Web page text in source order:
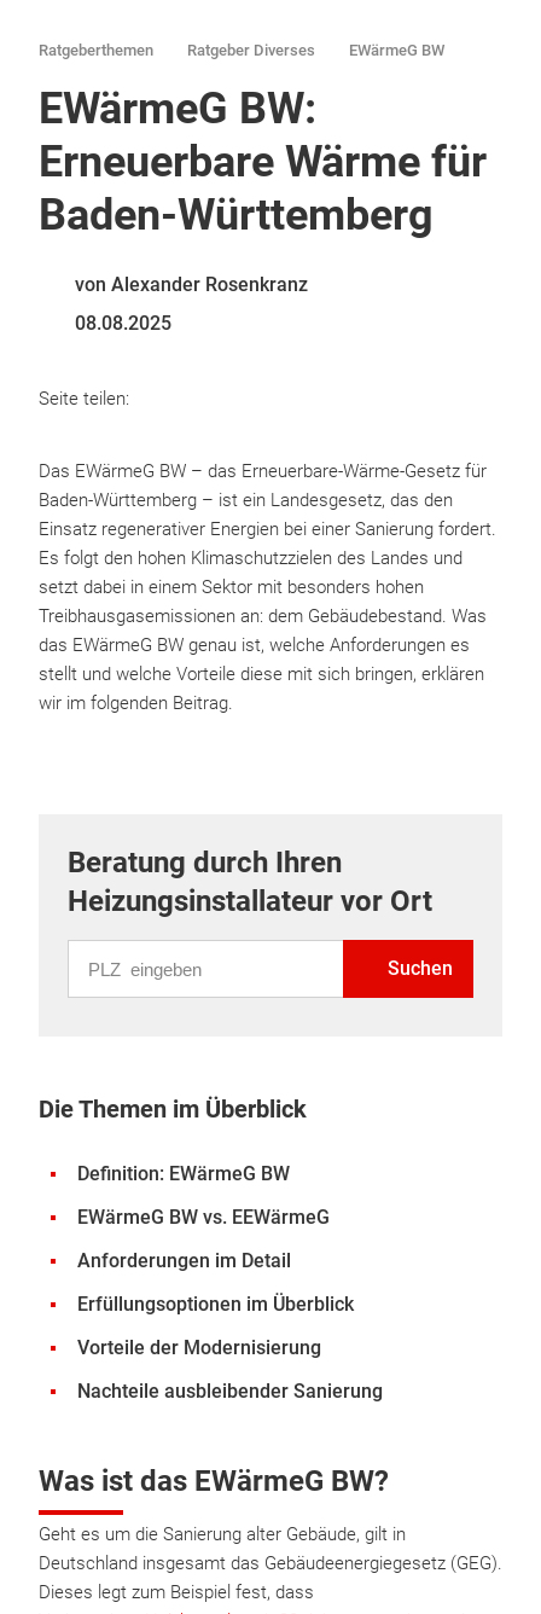
Ratgeberthemen Ratgeber Diverses EWärmeG BW
EWärmeG BW:
Erneuerbare Wärme für
Baden-Württemberg
von Alexander Rosenkranz
08.08.2025
Seite teilen:
Das EWärmeG BW – das Erneuerbare-Wärme-Gesetz für
Baden-Württemberg – ist ein Landesgesetz, das den
Einsatz regenerativer Energien bei einer Sanierung fordert.
Es folgt den hohen Klimaschutzzielen des Landes und
setzt dabei in einem Sektor mit besonders hohen
Treibhausgasemissionen an: dem Gebäudebestand. Was
das EWärmeG BW genau ist, welche Anforderungen es
stellt und welche Vorteile diese mit sich bringen, erklären
wir im folgenden Beitrag.
Beratung durch Ihren
Heizungsinstallateur vor Ort
Suchen
Die Themen im Überblick
Definition: EWärmeG BW
EWärmeG BW vs. EEWärmeG
Anforderungen im Detail
Erfüllungsoptionen im Überblick
Vorteile der Modernisierung
Nachteile ausbleibender Sanierung
Was ist das EWärmeG BW?
Geht es um die Sanierung alter Gebäude, gilt in
Deutschland insgesamt das Gebäudeenergiegesetz (GEG).
Dieses legt zum Beispiel fest, dass